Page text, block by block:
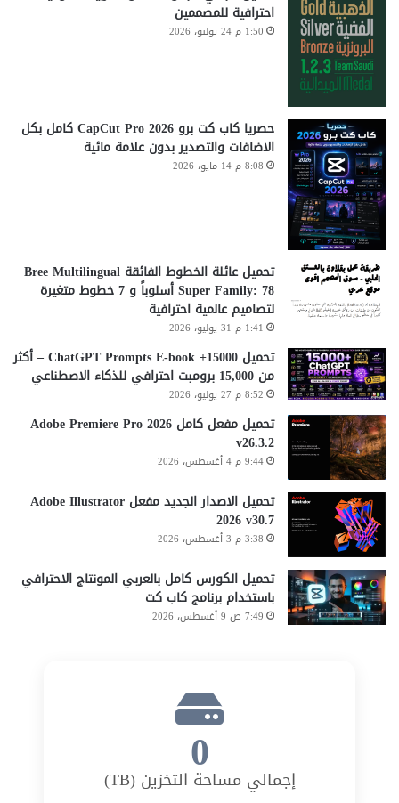
احترافية للمصممين
1:50 م 24 يوليو، 2026
حصريا كاب كت برو CapCut Pro 2026 كامل بكل
الاضافات والتصدير بدون علامة مائية
8:08 م 14 مايو، 2026
تحميل عائلة الخطوط الفائقة Bree Multilingual
Super Family: 78 أسلوباً و 7 خطوط متغيرة
لتصاميم عالمية احترافية
1:41 م 31 يوليو، 2026
تحميل 15000+ ChatGPT Prompts E-book – أكثر
من 15,000 برومبت احترافي للذكاء الاصطناعي
8:52 م 27 يوليو، 2026
تحميل مفعل كامل Adobe Premiere Pro 2026
v26.3.2
9:44 م 4 أغسطس، 2026
تحميل الاصدار الجديد مفعل Adobe Illustrator
2026 v30.7
3:38 م 3 أغسطس، 2026
تحميل الكورس كامل بالعربي المونتاج الاحترافي
باستخدام برنامج كاب كت
7:49 ص 9 أغسطس، 2026
0
إجمالي مساحة التخزين (TB)